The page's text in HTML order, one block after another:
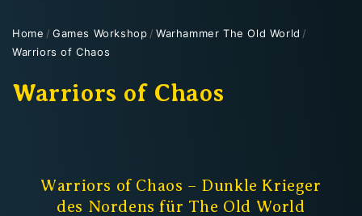
Home / Games Workshop / Warhammer The Old World /
Warriors of Chaos
K
Warriors of Chaos
Warriors of Chaos – Dunkle Krieger
des Nordens für The Old World
Versandkosten
Österreich & EU: ab
200 €